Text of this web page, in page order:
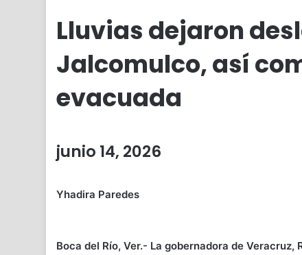
Lluvias dejaron
Jalcomulco, así
evacuada
junio 14, 2026
Yhadira Paredes
Boca del Río, Ver.- La gobernadora de